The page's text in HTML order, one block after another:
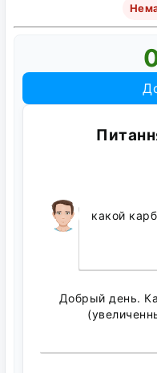
какой
Добрый день.